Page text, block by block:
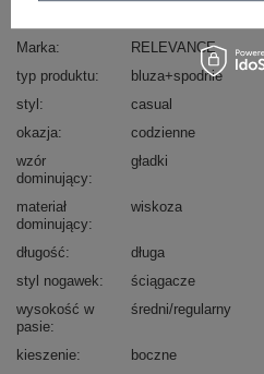
Marka
RELEVANCE
typ produktu
bluza+spodnie
styl
casual
okazja
codzienne
wzór
dominujący
gładki
materiał
dominujący
wiskoza
długość
długa
styl nogawek
ściągacze
wysokość w
pasie
średni/regularny
kieszenie
boczne